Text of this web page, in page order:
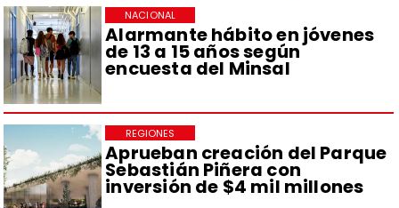
Alarmante hábito en jóvenes
de 13 a 15 años según
encuesta del Minsal
NACIONAL
Aprueban creación del Parque
Sebastián Piñera con
inversión de $4 mil millones
REGIONES